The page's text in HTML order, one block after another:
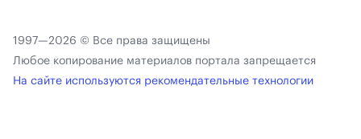
1997—2026 © Все права защищены
Любое копирование материалов портала запрещается
На сайте используются рекомендательные технологии